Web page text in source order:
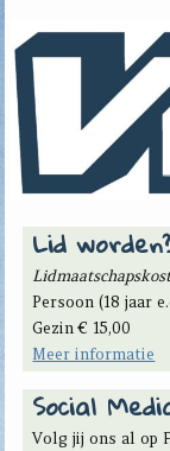
Lid worden?
Persoon (18 jaar
Gezin € 15,00
Meer informatie
Social
Volg jij ons al op